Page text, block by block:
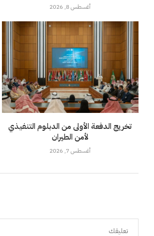
أغسطس 8, 2026
تخريج الدفعة الأولى من الدبلوم التنفيذي
لأمن الطيران
أغسطس 7, 2026